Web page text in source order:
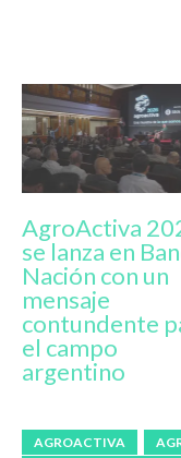
AgroActiva
se lanza en
Nación con un
mensaje
contundente
el campo
argentino
AGROACTIVA